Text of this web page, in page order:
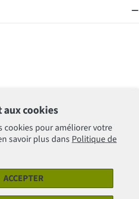
cookies
cookies pour améliorer votre
savoir plus dans Politique de
ACCEPTER